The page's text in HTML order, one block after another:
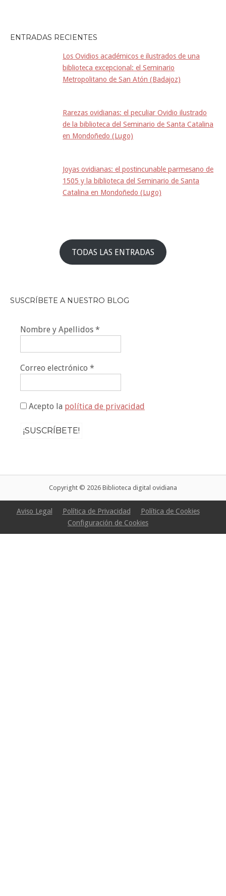
ENTRADAS RECIENTES
Los Ovidios académicos e ilustrados de una
biblioteca excepcional: el Seminario
Metropolitano de San Atón (Badajoz)
Rarezas ovidianas: el peculiar Ovidio ilustrado
de la biblioteca del Seminario de Santa Catalina
en Mondoñedo (Lugo)
Joyas ovidianas: el postincunable parmesano de
1505 y la biblioteca del Seminario de Santa
Catalina en Mondoñedo (Lugo)
TODAS LAS ENTRADAS
SUSCRÍBETE A NUESTRO BLOG
Nombre y Apellidos *
Correo electrónico *
Acepto la política de privacidad
Copyright © 2026 Biblioteca digital ovidiana
Aviso Legal Política de Privacidad
Política de Cookies
Configuración de Cookies